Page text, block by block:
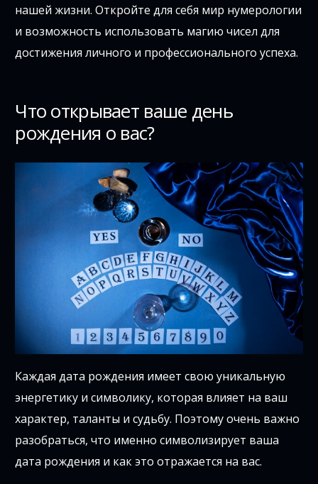
нашей жизни. Откройте для себя мир нумерологии
и возможность использовать магию чисел для
достижения личного и профессионального успеха.
Что открывает ваше день
рождения о вас?
Каждая дата рождения имеет свою уникальную
энергетику и символику, которая влияет на ваш
характер, таланты и судьбу. Поэтому очень важно
разобраться, что именно символизирует ваша
дата рождения и как это отражается на вас.